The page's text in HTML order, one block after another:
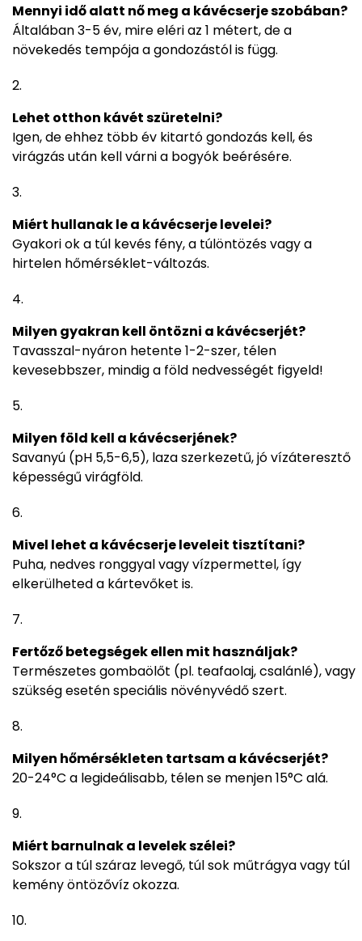
Mennyi idő alatt nő meg a kávécserje szobában?
Általában 3-5 év, mire eléri az 1 métert, de a
növekedés tempója a gondozástól is függ.
Lehet otthon kávét szüretelni?
Igen, de ehhez több év kitartó gondozás kell, és
virágzás után kell várni a bogyók beérésére.
Miért hullanak le a kávécserje levelei?
Gyakori ok a túl kevés fény, a túlöntözés vagy a
hirtelen hőmérséklet-változás.
Milyen gyakran kell öntözni a kávécserjét?
Tavasszal-nyáron hetente 1-2-szer, télen
kevesebbszer, mindig a föld nedvességét figyeld!
Milyen föld kell a kávécserjének?
Savanyú (pH 5,5-6,5), laza szerkezetű, jó vízáteresztő
képességű virágföld.
Mivel lehet a kávécserje leveleit tisztítani?
Puha, nedves ronggyal vagy vízpermettel, így
elkerülheted a kártevőket is.
Fertőző betegségek ellen mit használjak?
Természetes gombaölőt (pl. teafaolaj, csalánlé), vagy
szükség esetén speciális növényvédő szert.
Milyen hőmérsékleten tartsam a kávécserjét?
20-24°C a legideálisabb, télen se menjen 15°C alá.
Miért barnulnak a levelek szélei?
Sokszor a túl száraz levegő, túl sok műtrágya vagy túl
kemény öntözővíz okozza.